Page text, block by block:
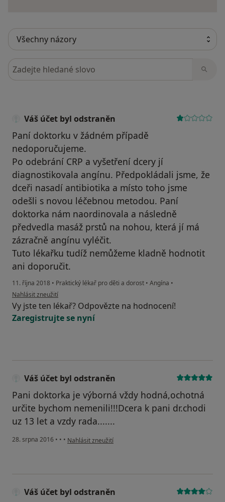
Hledejte v názorech
Váš účet byl odstraněn
Paní doktorku v žádném případě
nedoporučujeme.
Po odebrání CRP a vyšetření dcery jí
diagnostikovala angínu. Předpokládali jsme, že
dceři nasadí antibiotika a místo toho jsme
odešli s novou léčebnou metodou. Paní
doktorka nám naordinovala a následně
předvedla masáž prstů na nohou, která jí má
zázračně angínu vyléčit.
Tuto lékařku tudíž nemůžeme kladně hodnotit
ani doporučit.
11. října 2018 • Praktický lékař pro děti a dorost • Angína •
podle názoru uživatele Váš účet byl odstraněn
Nahlásit zneužití
Vy jste ten lékař? Odpovězte na hodnocení!
Zaregistrujte se nyní
Váš účet byl odstraněn
Pani doktorka je výborná vždy hodná,ochotná
určite bychom nemenili!!!Dcera k pani dr.chodi
uz 13 let a vzdy rada.......
28. srpna 2016 • • • podle názoru uživatele Váš účet byl odstraněn
Nahlásit zneužití
Váš účet byl odstraněn